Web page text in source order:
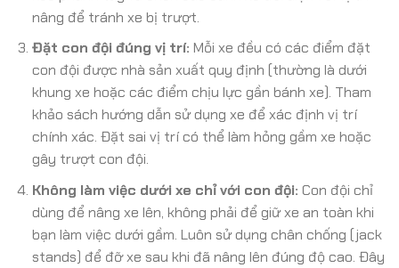
nâng để tránh xe bị trượt.
Đặt con đội đúng vị trí: Mỗi xe đều có các điểm đặt
con đội được nhà sản xuất quy định (thường là dưới
khung xe hoặc các điểm chịu lực gần bánh xe). Tham
khảo sách hướng dẫn sử dụng xe để xác định vị trí
chính xác. Đặt sai vị trí có thể làm hỏng gầm xe hoặc
gây trượt con đội.
Không làm việc dưới xe chỉ với con đội: Con đội chỉ
dùng để nâng xe lên, không phải để giữ xe an toàn khi
bạn làm việc dưới gầm. Luôn sử dụng chân chống (jack
stands) để đỡ xe sau khi đã nâng lên đúng độ cao. Đây